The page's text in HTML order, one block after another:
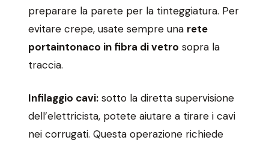
preparare la parete per la tinteggiatura. Per
evitare crepe, usate sempre una rete
portaintonaco in fibra di vetro sopra la
traccia.
Infilaggio cavi: sotto la diretta supervisione
dell’elettricista, potete aiutare a tirare i cavi
nei corrugati. Questa operazione richiede